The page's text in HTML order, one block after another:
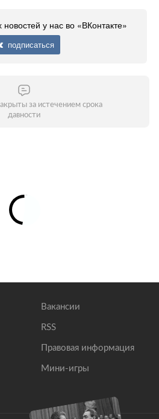
у нас во «ВКонтакте»
подписаться
за истечением срока
давности
Вакансии
RSS
Правовая информация
Мини-игры